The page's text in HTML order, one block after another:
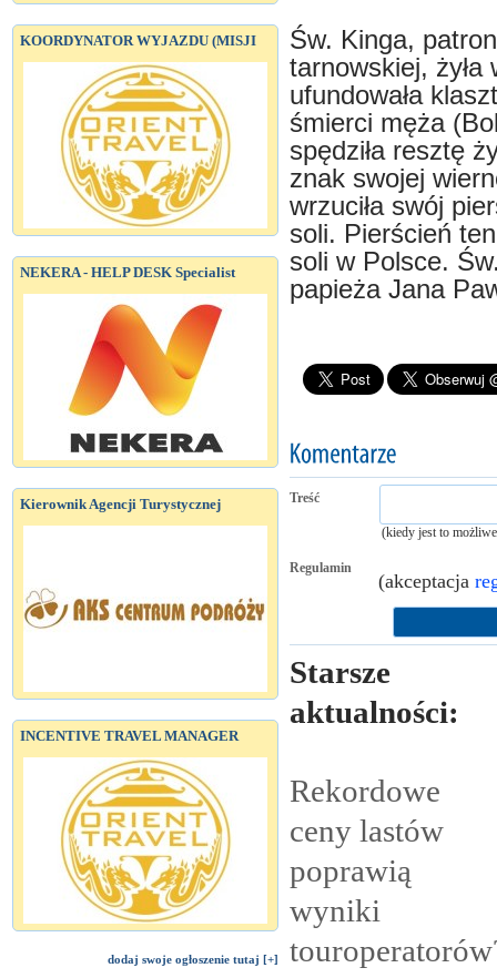
KOORDYNATOR WYJAZDU (MISJI
NEKERA - HELP DESK Specialist
Kierownik Agencji Turystycznej
INCENTIVE TRAVEL MANAGER
dodaj swoje ogłoszenie tutaj [+]
Św. Kinga,
tarnowskiej, żyła
ufundowała
śmierci męża
spędziła resztę
znak swojej
wrzuciła swój
soli. Pierścień
soli w Polsce.
papieża Jana
Treść
(kiedy jest to
Regulamin
(akceptacja
Starsze
aktualności:
Rekordowe
ceny lastów
poprawią
wyniki